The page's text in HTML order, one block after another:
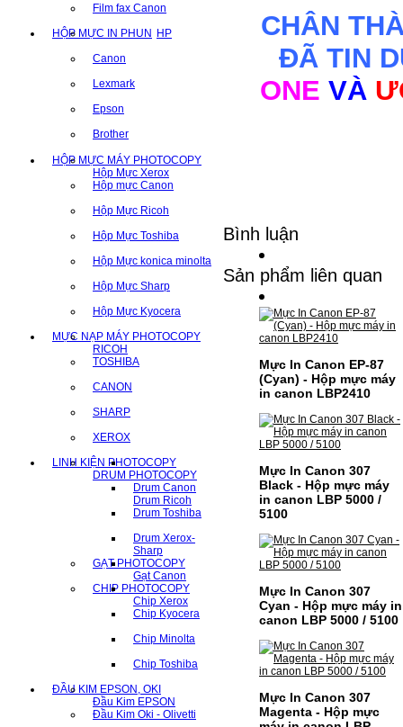
Film fax Canon
HỘP MỰC IN PHUN HP
Canon
Lexmark
Epson
Brother
HỘP MỰC MÁY PHOTOCOPY
Hộp Mực Xerox
Hộp mực Canon
Hộp Mực Ricoh
Hộp Mực Toshiba
Hộp Mực konica minolta
Hộp Mực Sharp
Hộp Mực Kyocera
MỰC NẠP MÁY PHOTOCOPY
RICOH
TOSHIBA
CANON
SHARP
XEROX
LINH KIỆN PHOTOCOPY
DRUM PHOTOCOPY
Drum Canon
Drum Ricoh
Drum Toshiba
Drum Xerox-
Sharp
GẠT PHOTOCOPY
Gạt Canon
CHIP PHOTOCOPY
Chip Xerox
Chip Kyocera
Chip Minolta
Chip Toshiba
ĐẦU KIM EPSON, OKI
Đầu Kim EPSON
Đầu Kim Oki - Olivetti
CHÂN
ĐÃ TIN
ONE VÀ
Bình luận
Sản phẩm liên quan
Mực In Canon EP-87
(Cyan) - Hộp mực máy
in canon LBP2410
Mực In Canon 307
Black - Hộp mực máy
in canon LBP 5000 /
5100
Mực In Canon 307
Cyan - Hộp mực máy in
canon LBP 5000 / 5100
Mực In Canon 307
Magenta - Hộp mực